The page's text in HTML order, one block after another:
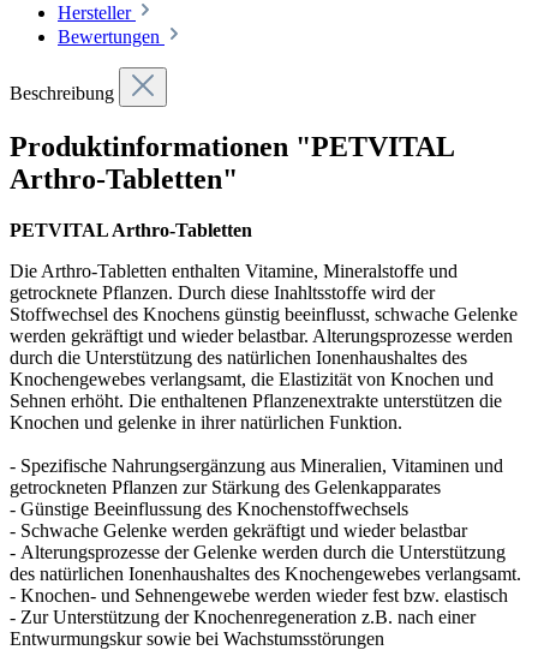
Hersteller
Bewertungen
Beschreibung
Produktinformationen "PETVITAL
Arthro-Tabletten"
PETVITAL Arthro-Tabletten
Die Arthro-Tabletten enthalten Vitamine, Mineralstoffe und
getrocknete Pflanzen. Durch diese Inahltsstoffe wird der
Stoffwechsel des Knochens günstig beeinflusst, schwache Gelenke
werden gekräftigt und wieder belastbar. Alterungsprozesse werden
durch die Unterstützung des natürlichen Ionenhaushaltes des
Knochengewebes verlangsamt, die Elastizität von Knochen und
Sehnen erhöht. Die enthaltenen Pflanzenextrakte unterstützen die
Knochen und gelenke in ihrer natürlichen Funktion.
- Spezifische Nahrungsergänzung aus Mineralien, Vitaminen und
getrockneten Pflanzen zur Stärkung des Gelenkapparates
- Günstige Beeinflussung des Knochenstoffwechsels
- Schwache Gelenke werden gekräftigt und wieder belastbar
- Alterungsprozesse der Gelenke werden durch die Unterstützung
des natürlichen Ionenhaushaltes des Knochengewebes verlangsamt.
- Knochen- und Sehnengewebe werden wieder fest bzw. elastisch
- Zur Unterstützung der Knochenregeneration z.B. nach einer
Entwurmungskur sowie bei Wachstumsstörungen